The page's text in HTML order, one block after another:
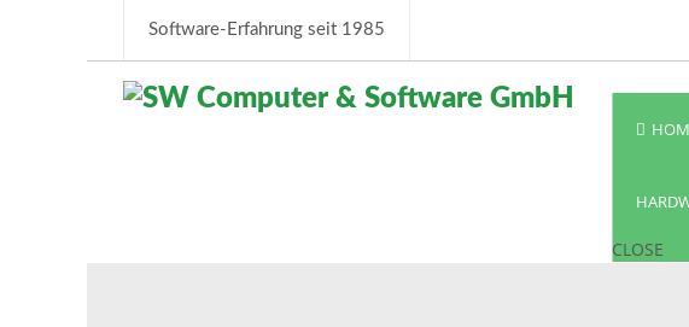
Software-Erfahrung seit 1985
CLOSE